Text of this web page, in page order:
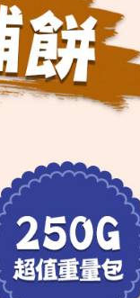
帳流程】
先享後付」後，將跳轉
證並確認金額後，即可完
收到繳費通知簡訊。
天內，點擊此簡訊中的連
元方式進行付款，方視為交
下不需立刻繳費，但若您
家同意取消之訂單仍視為
先享後付 」之結帳頁
取消欲退款等相關疑問，請
限公司提供之「AFTEE先
範圍內提供個人資料，並將
份有限公司。
宜，請瀏覽以下網址：
含以上)免運費
含以上)免運費
含以上)免運費
含以上)免運費
含以上)免運費